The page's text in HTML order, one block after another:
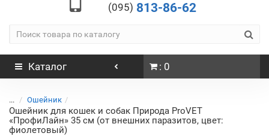
(095) 813-86-62
Каталог : 0
... Ошейник
Ошейник для кошек и собак Природа ProVET
«ПрофиЛайн» 35 см (от внешних паразитов, цвет:
фиолетовый)